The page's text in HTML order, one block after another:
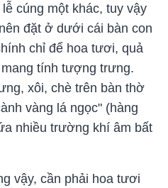
cúng một khác, tuy vậy
đặt ở dưới cái bàn con
chỉ để hoa tươi, quả
tính tượng trưng.
xôi, chè trên bàn thờ
vàng lá ngọc" (hàng
nhiều trường khí âm bất
vậy, cần phải hoa tươi